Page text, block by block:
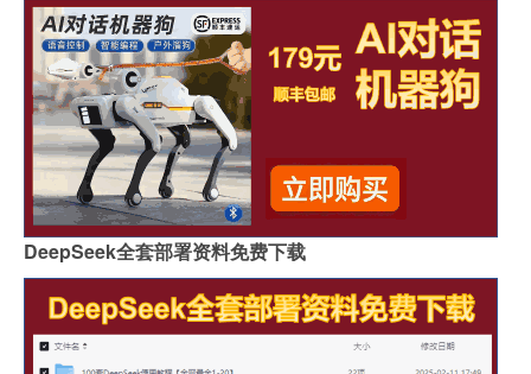
DeepSeek全套部署资料免费下载